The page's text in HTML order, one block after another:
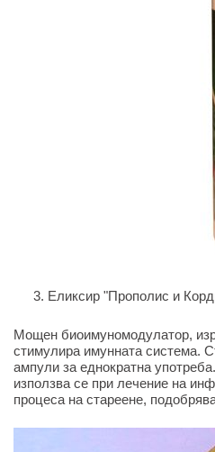
Еликсир "Прополис и
Мощен биоимуномодулатор,
стимулира имунната система.
ампули за еднократна
използва се при лечение на
процеса на стареене,